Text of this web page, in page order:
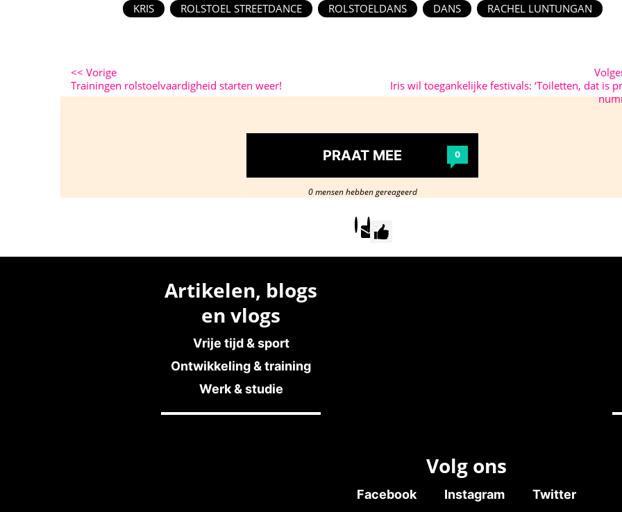
KRIS ROLSTOEL STREETDANCE ROLSTOELDANS DANS RACHEL LUNTUNGAN
<< Vorige
Trainingen rolstoelvaardigheid starten weer!
Iris wil toegankelijke festivals: ‘Toiletten, dat is
PRAAT MEE 0
0 mensen hebben gereageerd
Artikelen, blogs
en vlogs
Vrije tijd & sport
Ontwikkeling & training
Werk & studie
Volg ons
Facebook Instagram Twitter